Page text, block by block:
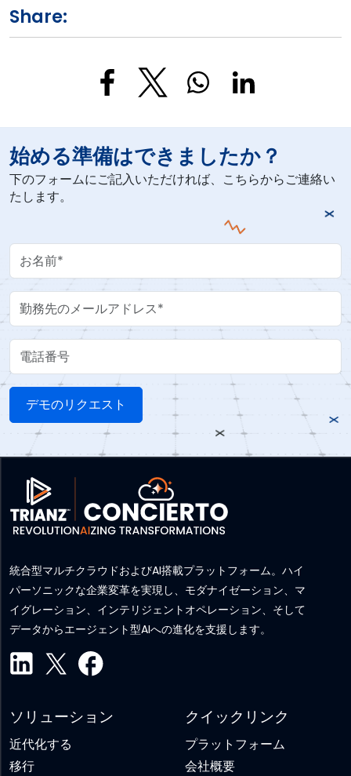
Share:
始める準備はできましたか？
下のフォームにご記入いただければ、こちらからご連絡い
たします。
Your Name
Work Email
電話番号
統合型マルチクラウドおよびAI搭載プラットフォーム。ハイ
パーソニックな企業変革を実現し、モダナイゼーション、マ
イグレーション、インテリジェントオペレーション、そして
データからエージェント型AIへの進化を支援します。
ソリューション
近代化する
移行
クイックリンク
プラットフォーム
会社概要